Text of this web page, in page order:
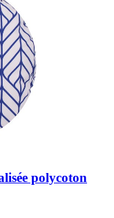
polycoton